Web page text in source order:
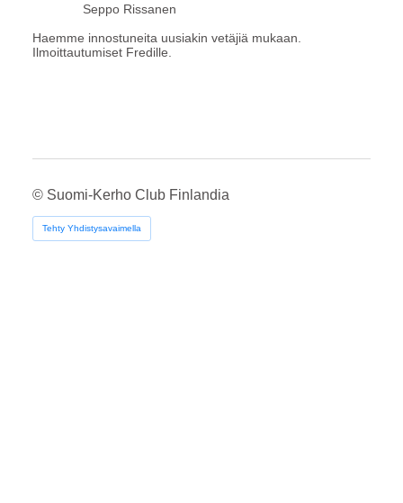
Seppo Rissanen
Haemme innostuneita uusiakin vetäjiä mukaan.
Ilmoittautumiset Fredille.
© Suomi-Kerho Club Finlandia
Tehty Yhdistysavaimella